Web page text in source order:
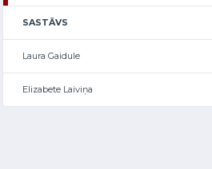
SASTĀVS
Laura Gaidule
Elizabete Laiviņa